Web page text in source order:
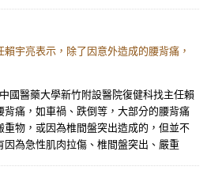
宇亮表示，除了因意外造成的腰背痛，
國醫藥大學新竹附設醫院復健科找主任賴
痛，如車禍、跌倒等，大部分的腰背痛
物，或因為椎間盤突出造成的，但並不
為急性肌肉拉傷、椎間盤突出、嚴重